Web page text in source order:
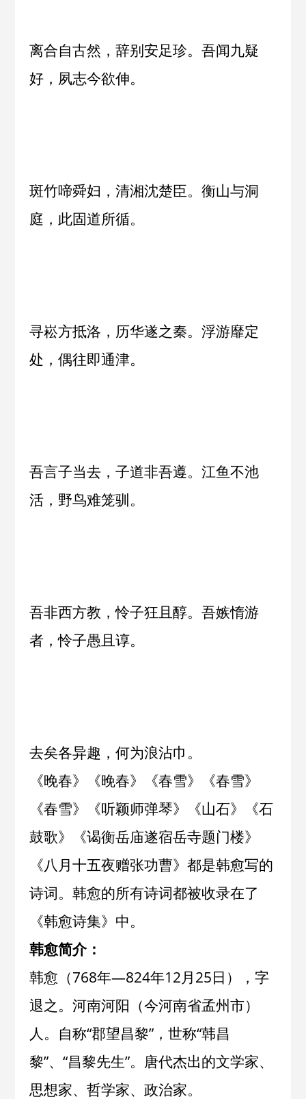
离合自古然，辞别安足珍。吾闻九疑
好，夙志今欲伸。
斑竹啼舜妇，清湘沈楚臣。衡山与洞
庭，此固道所循。
寻崧方抵洛，历华遂之秦。浮游靡定
处，偶往即通津。
吾言子当去，子道非吾遵。江鱼不池
活，野鸟难笼驯。
吾非西方教，怜子狂且醇。吾嫉惰游
者，怜子愚且谆。
去矣各异趣，何为浪沾巾。
《晚春》《晚春》《春雪》《春雪》
《春雪》《听颖师弹琴》《山石》《石
鼓歌》《谒衡岳庙遂宿岳寺题门楼》
《八月十五夜赠张功曹》都是韩愈写的
诗词。韩愈的所有诗词都被收录在了
《韩愈诗集》中。
韩愈简介：
韩愈（768年—824年12月25日），字
退之。河南河阳（今河南省孟州市）
人。自称“郡望昌黎”，世称“韩昌
黎”、“昌黎先生”。唐代杰出的文学家、
思想家、哲学家、政治家。